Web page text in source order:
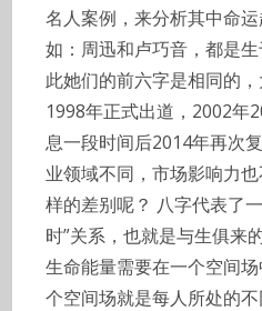
名人案例，来分析其中命
如：周迅和卢巧音，都是
此她们的前六字是相同的
1998年正式出道，2002年
息一段时间后2014年再次
业领域不同，市场影响力
样的差别呢？ 八字代表了
时”关系，也就是与生俱来
生命能量需要在一个空间
个空间场就是每人所处的